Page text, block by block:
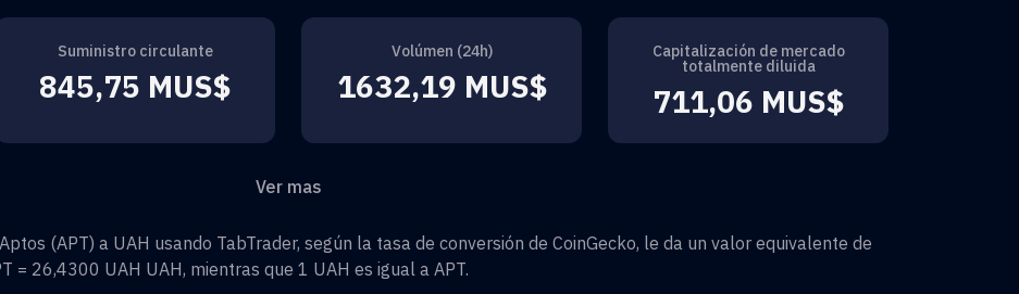
Suministro circulante
845,75 MUS$
Volúmen (24h)
1632,19 MUS$
Capitalización de mercado
totalmente diluida
711,06 MUS$
Ver mas
Aptos (APT) a UAH usando TabTrader, según la tasa de conversión de CoinGecko, le da un valor equivalente de
= 26,4300 UAH UAH, mientras que 1 UAH es igual a APT.